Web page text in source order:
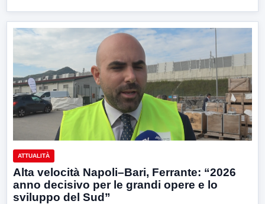
ATTUALITÀ
Alta velocità Napoli–Bari, Ferrante: “2026
anno decisivo per le grandi opere e lo
sviluppo del Sud”